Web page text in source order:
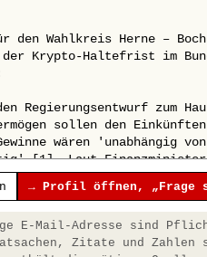
→ Profil öffnen, „Frage
E-Mail-Adresse sind
Zitate und Zahlen